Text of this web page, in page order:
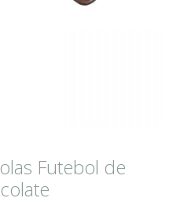
Futebol de